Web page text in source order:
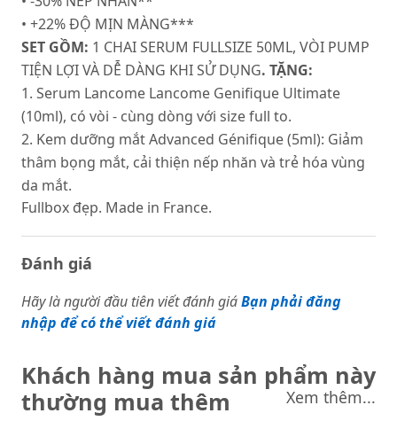
• +22% ĐỘ MỊN MÀNG***
SET GỒM: 1 CHAI SERUM FULLSIZE 50ML, VÒI PUMP
TIỆN LỢI VÀ DỄ DÀNG KHI SỬ DỤNG. TẶNG:
1. Serum Lancome Lancome Genifique Ultimate
(10ml), có vòi - cùng dòng với size full to.
2. Kem dưỡng mắt Advanced Génifique (5ml): Giảm
thâm bọng mắt, cải thiện nếp nhăn và trẻ hóa vùng
da mắt.
Fullbox đẹp. Made in France.
Đánh giá
Hãy là người đầu tiên viết đánh giáBạn phải đăng
nhập để có thể viết đánh giá
Khách hàng mua sản phẩm này
thường mua thêm
Xem thêm...